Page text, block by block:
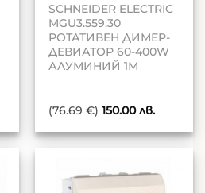
SCHNEIDER ELECTRIC
MGU3.559.30
РОТАТИВЕН ДИМЕР-
ДЕВИАТОР 60-400W
АЛУМИНИЙ 1М
(76.69 €) 150.00лв.